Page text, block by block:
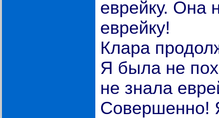
еврейку. Она
еврейку!
Клара
Я была не
не знала
Совершенно!